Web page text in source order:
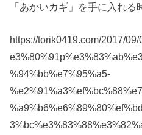
「あかいカギ」を手に入れる
https://torik0419.com/2017/
%94%bb%e7%95%a5-